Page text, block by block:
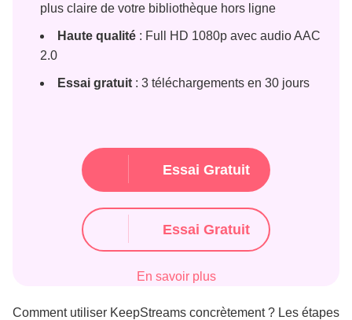
plus claire de votre bibliothèque hors ligne
Haute qualité : Full HD 1080p avec audio AAC
2.0
Essai gratuit : 3 téléchargements en 30 jours
Essai Gratuit
Essai Gratuit
En savoir plus
Comment utiliser KeepStreams concrètement ? Les étapes